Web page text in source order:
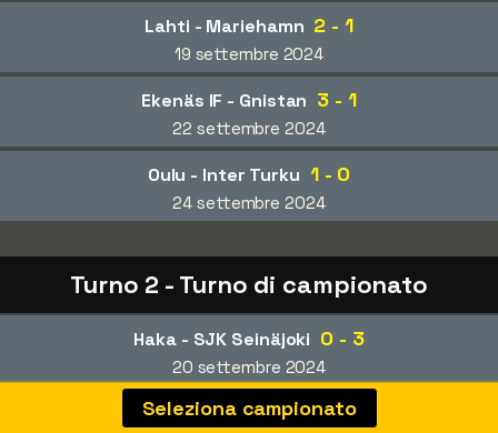
Lahti - Mariehamn 2 - 1
19 settembre 2024
Ekenäs IF - Gnistan 3 - 1
22 settembre 2024
Oulu - Inter Turku 1 - 0
24 settembre 2024
Turno 2 - Turno di campionato
Haka - SJK Seinäjoki 0 - 3
20 settembre 2024
VPS - HJK 1 - 1
Seleziona campionato